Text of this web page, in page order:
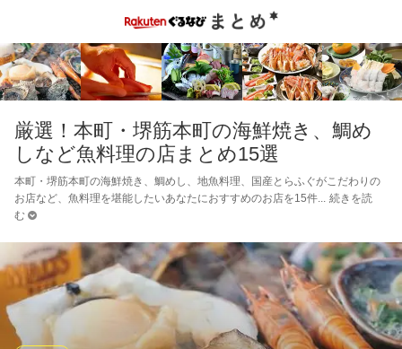
厳選！本町・堺筋本町の海鮮焼き、鯛め
しなど魚料理の店まとめ15選
本町・堺筋本町の海鮮焼き、鯛めし、地魚料理、国産とらふぐがこだわりの
お店など、魚料理を堪能したいあなたにおすすめのお店を15件
続きを読
む